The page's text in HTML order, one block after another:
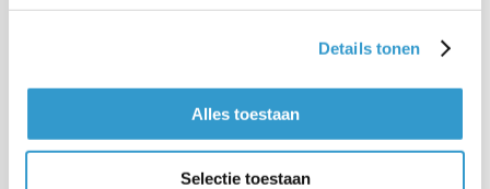
Details tonen
Alles toestaan
Selectie toestaan